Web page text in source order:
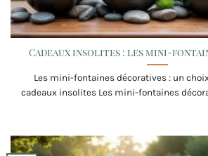
Cadeaux insolites : les mini-
Les mini-fontaines décoratives : un
cadeaux insolites Les mini-fontaines